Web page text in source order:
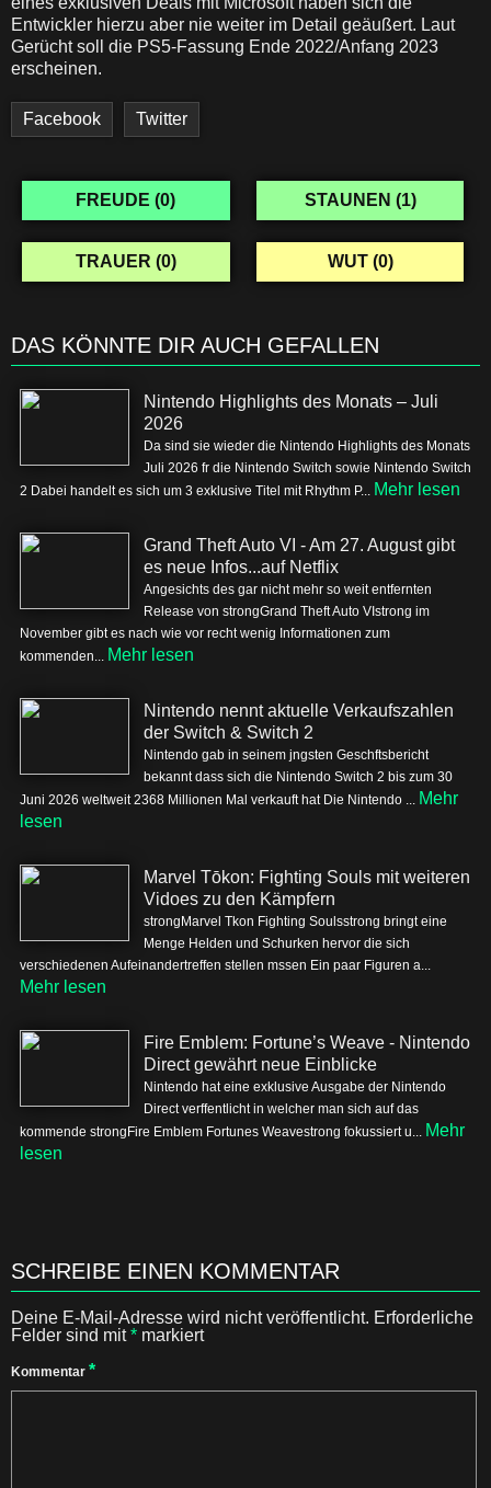
Entwickler hierzu aber nie weiter im Detail geäußert. Laut
Gerücht soll die PS5-Fassung Ende 2022/Anfang 2023
erscheinen.
Facebook Twitter
FREUDE (0) STAUNEN (1)
TRAUER (0) WUT (0)
DAS KÖNNTE DIR AUCH GEFALLEN
Nintendo Highlights des Monats – Juli
2026
Da sind sie wieder die Nintendo Highlights des Monats
Juli 2026 fr die Nintendo Switch sowie Nintendo Switch
2 Dabei handelt es sich um 3 exklusive Titel mit Rhythm P... Mehr lesen
Grand Theft Auto VI - Am 27. August gibt
es neue Infos...auf Netflix
Angesichts des gar nicht mehr so weit entfernten
Release von strongGrand Theft Auto VIstrong im
November gibt es nach wie vor recht wenig Informationen zum
kommenden... Mehr lesen
Nintendo nennt aktuelle Verkaufszahlen
der Switch & Switch 2
Nintendo gab in seinem jngsten Geschftsbericht
bekannt dass sich die Nintendo Switch 2 bis zum 30
Juni 2026 weltweit 2368 Millionen Mal verkauft hat Die Nintendo ... Mehr
lesen
Marvel Tōkon: Fighting Souls mit weiteren
Vidoes zu den Kämpfern
strongMarvel Tkon Fighting Soulsstrong bringt eine
Menge Helden und Schurken hervor die sich
verschiedenen Aufeinandertreffen stellen mssen Ein paar Figuren a...
Mehr lesen
Fire Emblem: Fortune’s Weave - Nintendo
Direct gewährt neue Einblicke
Nintendo hat eine exklusive Ausgabe der Nintendo
Direct verffentlicht in welcher man sich auf das
kommende strongFire Emblem Fortunes Weavestrong fokussiert u... Mehr
lesen
SCHREIBE EINEN KOMMENTAR
Deine E-Mail-Adresse wird nicht veröffentlicht. Erforderliche
Felder sind mit* markiert
Kommentar *